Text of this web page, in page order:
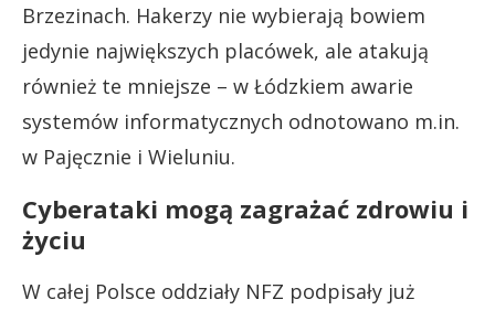
Brzezinach. Hakerzy nie wybierają bowiem
jedynie największych placówek, ale atakują
również te mniejsze – w Łódzkiem awarie
systemów informatycznych odnotowano m.in.
w Pajęcznie i Wieluniu.
Cyberataki mogą zagrażać zdrowiu i
życiu
W całej Polsce oddziały NFZ podpisały już